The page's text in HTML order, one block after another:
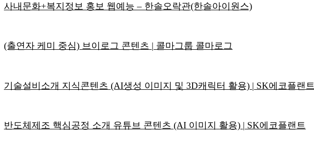
사내문화+복지정보 홍보 웹예능 – 한솔오락관(한솔아이원스)
(출연자 케미 중심) 브이로그 콘텐츠 | 콜마그룹 콜마로그
기술설비소개 지식콘텐츠 (AI생성 이미지 및 3D캐릭터 활용) | SK에코플랜트
반도체제조 핵심공정 소개 유튜브 콘텐츠 (AI 이미지 활용) | SK에코플랜트